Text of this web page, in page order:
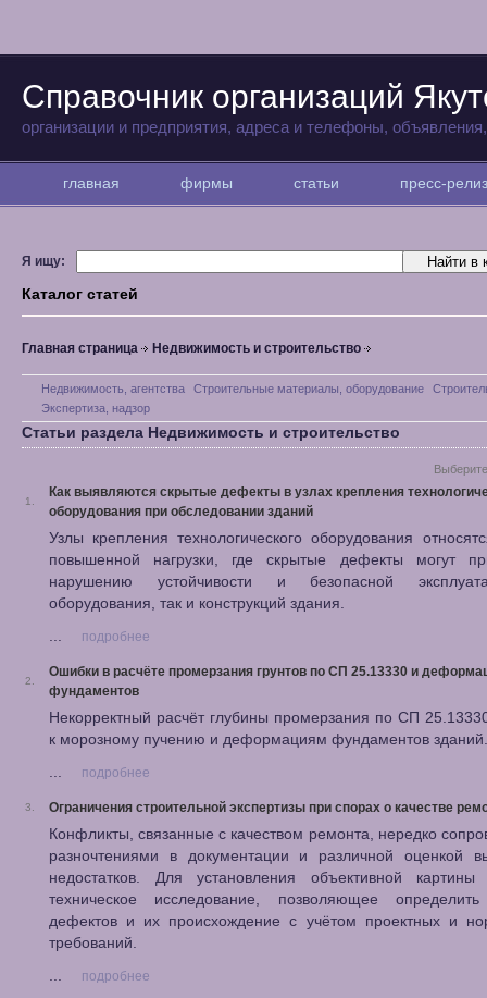
Справочник организаций
организации и предприятия, адреса и телефоны,
главная фирмы статьи пресс-
Я ищу:
Каталог статей
Главная страница Недвижимость и строительство
Недвижимость, агентства Строительные материалы, оборудование
Экспертиза, надзор
Статьи раздела Недвижимость и строительство
1.
Как выявляются скрытые дефекты в узлах крепления
оборудования при обследовании зданий
Узлы крепления технологического оборудования
повышенной нагрузки, где скрытые дефекты могут
нарушению устойчивости и безопасной
оборудования, так и конструкций здания.
...
подробнее
2.
Ошибки в расчёте промерзания грунтов по СП 25.13330 и
фундаментов
Некорректный расчёт глубины промерзания по СП
к морозному пучению и деформациям фундаментов зданий.
...
подробнее
3. Ограничения строительной экспертизы при спорах о качестве
Конфликты, связанные с качеством ремонта, нередко
разночтениями в документации и различной оценкой
недостатков. Для установления объективной картины
техническое исследование, позволяющее определить
дефектов и их происхождение с учётом проектных и
требований.
...
подробнее